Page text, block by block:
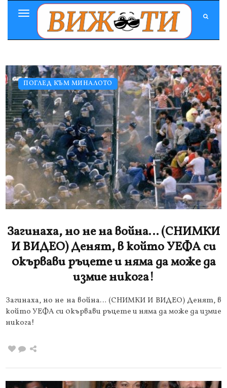
Toggle
Navigation
ПОГЛЕД КЪМ МИНАЛОТО
Загинаха, но не на война… (СНИМКИ
И ВИДЕО) Денят, в който УЕФА си
0кървави ръцете и няма да може да
измие никога!
Загинаха, но не на война… (СНИМКИ И ВИДЕО) Денят, в
който УЕФА си 0кървави ръцете и няма да може да измие
никога!